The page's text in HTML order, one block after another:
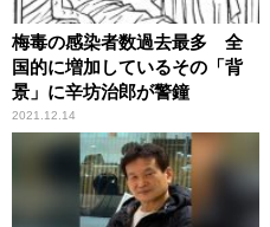
梅毒の感染者数過去最多 全
国的に増加しているその「背
景」に辛坊治郎が警鐘
2021.12.14